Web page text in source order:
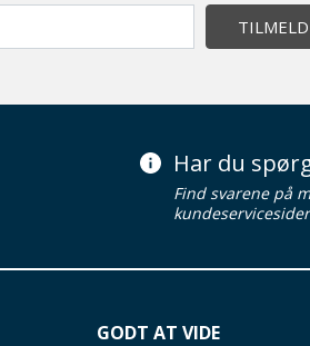
TILMELD
Har du
Find svarene på
kundeservicesider
GODT AT VIDE